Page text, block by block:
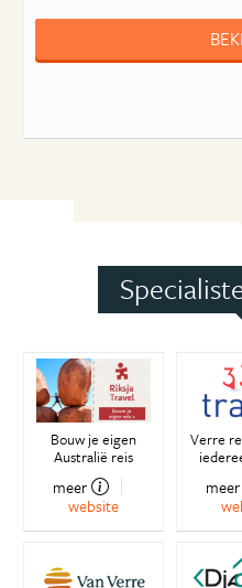
Bouw je eigen
Australië reis
meer
website
Verre
meer